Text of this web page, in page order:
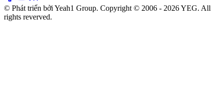
© Phát triển bởi Yeah1 Group. Copyright © 2006 - 2026 YEG. All
rights reverved.